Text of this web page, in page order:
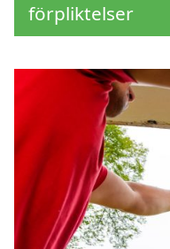
förpliktelser